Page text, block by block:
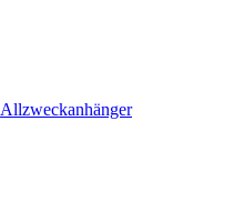
Allzweckanhänger